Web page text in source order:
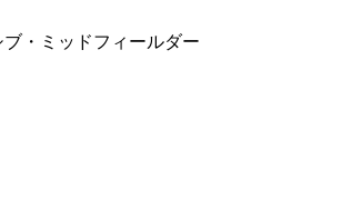
・ミッドフィールダー